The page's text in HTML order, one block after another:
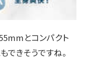
とコンパクト
できそうですね。